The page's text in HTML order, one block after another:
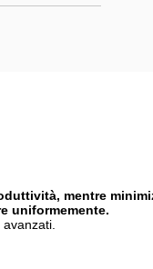
mentre
uniformemente.